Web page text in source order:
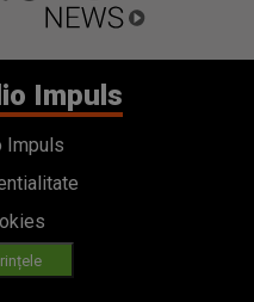
Impuls
Impuls